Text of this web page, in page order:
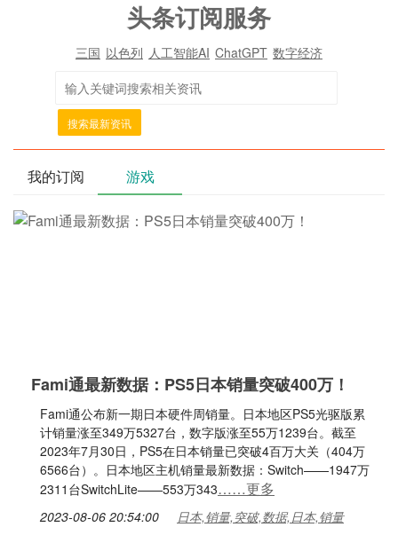
头条订阅服务
三国 以色列 人工智能AI ChatGPT 数字经济
搜索最新资讯
我的订阅 游戏
Fami通最新数据：PS5日本销量突破400万！
Fami通公布新一期日本硬件周销量。日本地区PS5光驱版累
计销量涨至349万5327台，数字版涨至55万1239台。截至
2023年7月30日，PS5在日本销量已突破4百万大关（404万
6566台）。日本地区主机销量最新数据：Switch——1947万
2311台SwitchLite——553万343……更多
2023-08-06 20:54:00 日本,销量,突破,数据,日本,销量